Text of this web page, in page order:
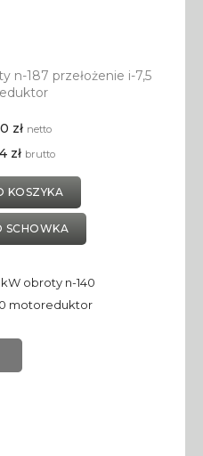
n-187 przełożenie i-7,5
zł netto
zł brutto
KOSZYKA
SCHOWKA